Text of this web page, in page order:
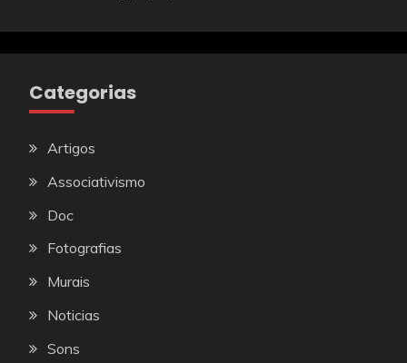
Categorias
Artigos
Associativismo
Doc
Fotografias
Murais
Noticias
Sons